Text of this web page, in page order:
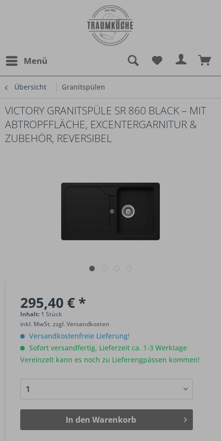
Menü
Übersicht Granitspülen
VICTORY GRANITSPÜLE SR 860 BLACK – MIT
ABTROPFFLÄCHE, EXCENTERGARNITUR &
ZUBEHÖR, REVERSIBEL
295,40 € *
Inhalt: 1 Stück
inkl. MwSt.zzgl. Versandkosten
Versandkostenfreie Lieferung!
Sofort versandfertig, Lieferzeit ca. 1-3 Werktage
Vereinzelt kann es noch zu Lieferengpässen kommen!
In den Warenkorb